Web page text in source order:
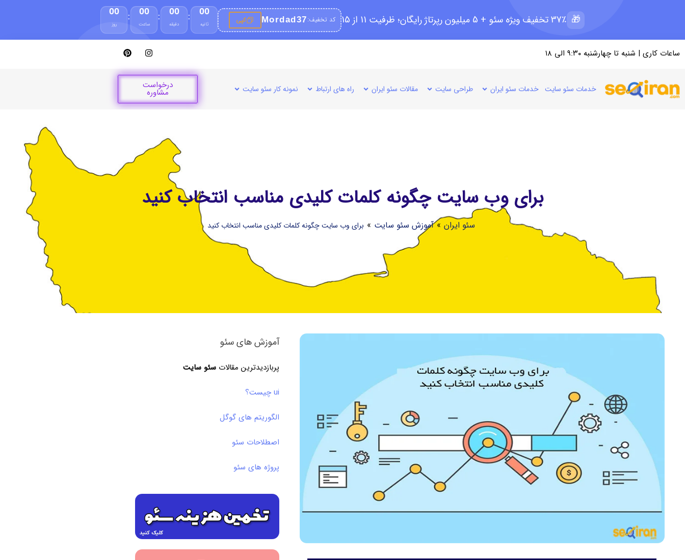
🎁 37٪ تخفیف ویژه سئو + 5 میلیون رپرتاژ رایگان؛ ظرفیت 11 از 15 کد تخفیف:Mordad37 کپی
00
روز
:
00
ساعت
:
00
دقیقه
:
00
ثانیه
ساعات کاری | شنبه تا چهارشنبه ۹:۳۰ الی ۱۸
خدمات سئو سایت خدمات سئو ایران طراحی سایت مقالات سئو ایران راه های ارتباط نمونه کار سئو سایت درخواست
مشاوره
برای وب سایت چگونه کلمات کلیدی مناسب انتخاب کنید
سئو ایران » آموزش سئو سایت » برای وب سایت چگونه کلمات کلیدی مناسب انتخاب کنید
آموزش های سئو
پربازدیدترین مقالاتسئو سایت
ui چیست؟
الگوریتم های گوگل
اصطلاحات سئو
پروژه های سئو